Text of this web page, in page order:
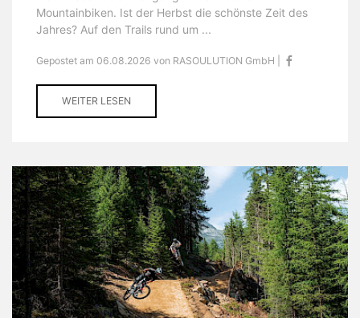
Mountainbiken. Ist der Herbst die schönste Zeit des
Jahres? Auf den Trails rund um ...
Gepostet am 06.08.2026 von RASOULUTION GmbH |
WEITER LESEN